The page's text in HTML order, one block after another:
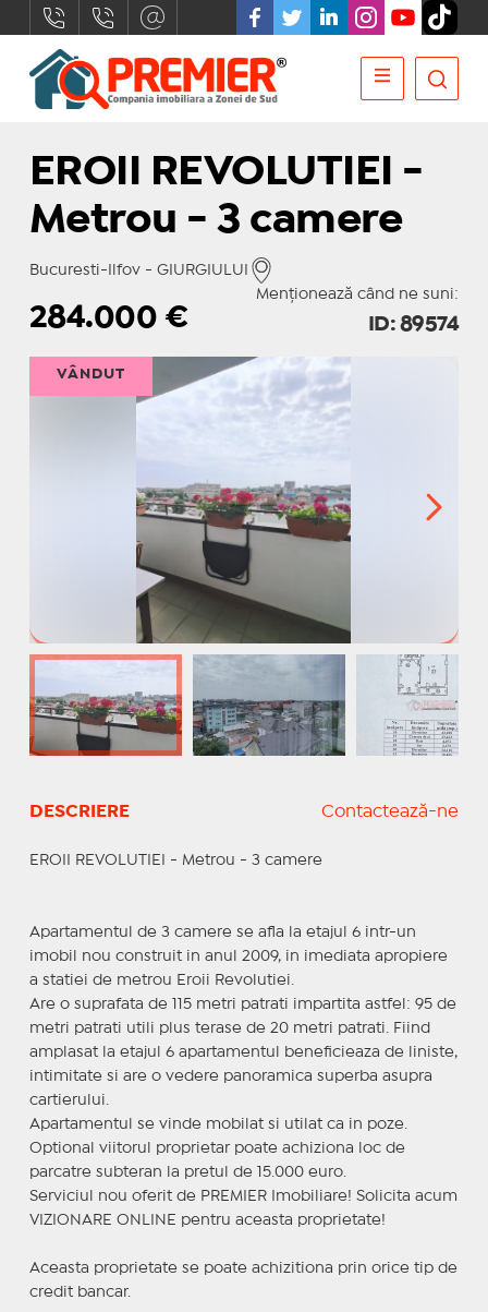
EROII REVOLUTIEI -
Metrou - 3 camere
Bucuresti-Ilfov - GIURGIULUI
Menționează când ne suni:
284.000 € ID: 89574
VÂNDUT
DESCRIERE Contactează-ne
EROII REVOLUTIEI - Metrou - 3 camere
Apartamentul de 3 camere se afla la etajul 6 intr-un
imobil nou construit in anul 2009, in imediata apropiere
a statiei de metrou Eroii Revolutiei.
Are o suprafata de 115 metri patrati impartita astfel: 95 de
metri patrati utili plus terase de 20 metri patrati. Fiind
amplasat la etajul 6 apartamentul beneficieaza de liniste,
intimitate si are o vedere panoramica superba asupra
cartierului.
Apartamentul se vinde mobilat si utilat ca in poze.
Optional viitorul proprietar poate achiziona loc de
parcatre subteran la pretul de 15.000 euro.
Serviciul nou oferit de PREMIER Imobiliare! Solicita acum
VIZIONARE ONLINE pentru aceasta proprietate!
Aceasta proprietate se poate achizitiona prin orice tip de
credit bancar.